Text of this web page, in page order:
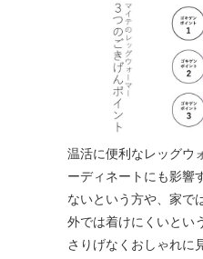
温活に便利なレッグウ
ーディネートにも影響
ないという方や、家で
外では着けにくいとい
さりげなくおしゃれに